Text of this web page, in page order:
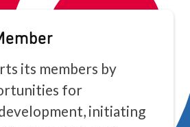
its members by
for
initiating